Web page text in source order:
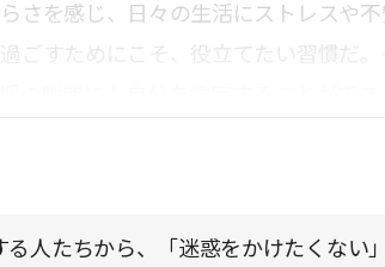
さを感じ、日々の生活にストレスや
ごすためにこそ、役立てたい習慣だ。
人たちから、「迷惑をかけたくない